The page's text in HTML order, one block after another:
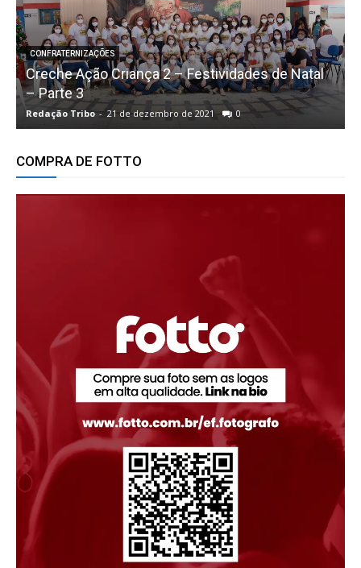
CONFRATERNIZAÇÕES
Creche Ação Criança 2 – Festividades de Natal
– Parte 3
Redação Tribo - 21 de dezembro de 2021 0
COMPRA DE FOTTO